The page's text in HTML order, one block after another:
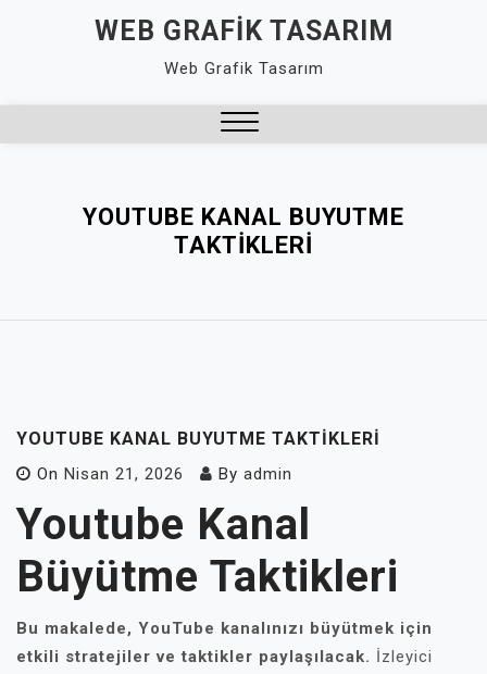
WEB GRAFIK TASARIM
Web Grafik Tasarım
YOUTUBE KANAL BUYUTME
TAKTIKLERI
YOUTUBE KANAL BUYUTME TAKTIKLERI
On Nisan 21, 2026 By admin
Youtube Kanal
Büyütme Taktikleri
Bu makalede, YouTube kanalınızı büyütmek için
etkili stratejiler ve taktikler paylaşılacak. İzleyici